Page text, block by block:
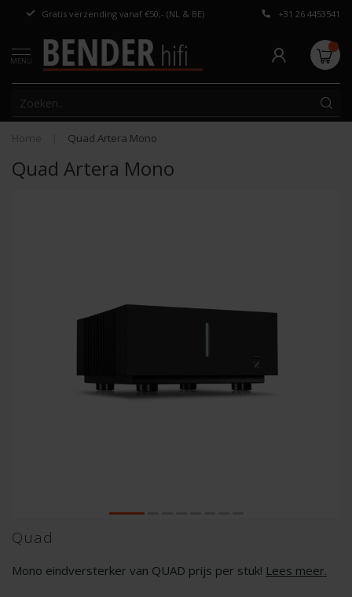
Gratis verzending vanaf €50,- (NL & BE) Persoonlijk
+31 26 4453541
MENU
Home Quad Artera Mono
Quad Artera Mono
Quad
Mono eindversterker van QUAD prijs per stuk! Lees meer.